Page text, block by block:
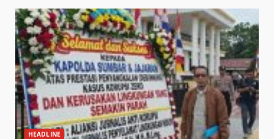
HEADLINE